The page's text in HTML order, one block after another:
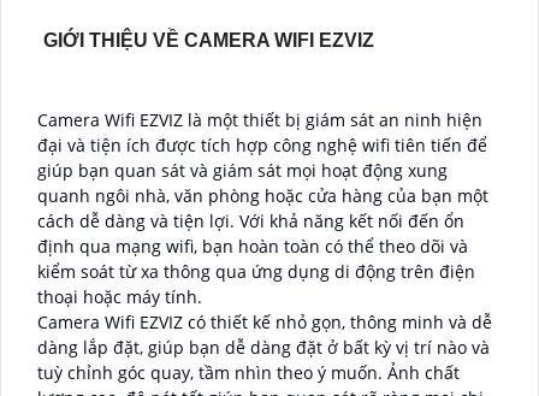
GIỚI THIỆU VỀ CAMERA WIFI EZVIZ
Camera Wifi EZVIZ là một thiết bị giám sát an ninh hiện
đại và tiện ích được tích hợp công nghệ wifi tiên tiến để
giúp bạn quan sát và giám sát mọi hoạt động xung
quanh ngôi nhà, văn phòng hoặc cửa hàng của bạn một
cách dễ dàng và tiện lợi. Với khả năng kết nối đến ổn
định qua mạng wifi, bạn hoàn toàn có thể theo dõi và
kiểm soát từ xa thông qua ứng dụng di động trên điện
thoại hoặc máy tính.
Camera Wifi EZVIZ có thiết kế nhỏ gọn, thông minh và dễ
dàng lắp đặt, giúp bạn dễ dàng đặt ở bất kỳ vị trí nào và
tuỳ chỉnh góc quay, tầm nhìn theo ý muốn. Ảnh chất